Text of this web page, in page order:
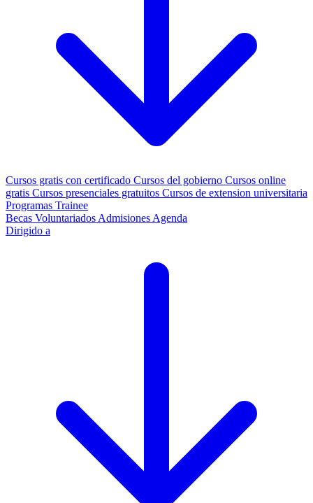
Cursos gratis con certificado Cursos del gobierno Cursos online
gratis Cursos presenciales gratuitos Cursos de extension universitaria
Programas Trainee
Becas Voluntariados Admisiones Agenda
Dirigido a